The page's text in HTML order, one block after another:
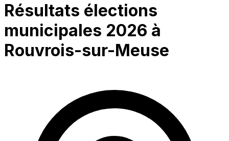
Résultats élections
municipales 2026 à
Rouvrois-sur-Meuse